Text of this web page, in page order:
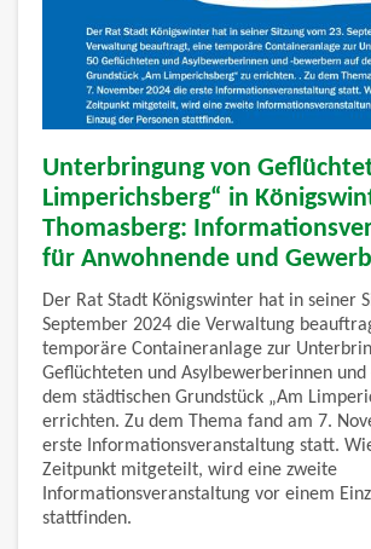
Unterbringung von
Limperichsberg“ in
Thomasberg:
für Anwohnende und
Der Rat Stadt Königswinter hat in seiner
September 2024 die Verwaltung
temporäre Containeranlage zur
Geflüchteten und Asylbewerberinnen
dem städtischen Grundstück „Am
errichten. Zu dem Thema fand am 7.
erste Informationsveranstaltung statt.
Zeitpunkt mitgeteilt, wird eine zweite
Informationsveranstaltung vor einem
stattfinden.